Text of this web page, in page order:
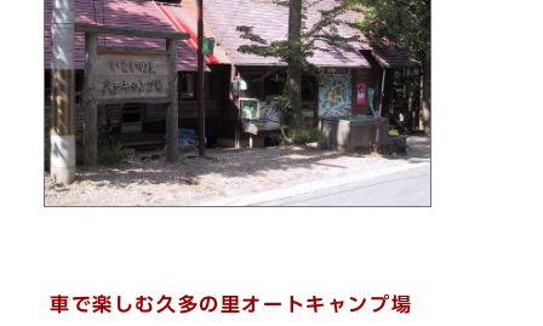
車で楽しむ久多の里オートキャンプ場